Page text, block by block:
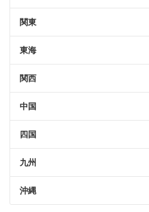
関東
東海
関西
中国
四国
九州
沖縄